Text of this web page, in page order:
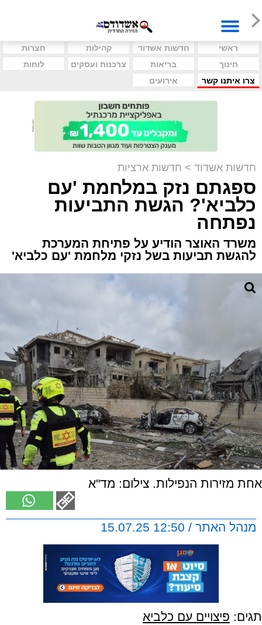
ראשי חדשות אשדוד קהילות
חצרות
חינוך
בריאות צרכנות ועסקים
לוחות
צרו איתנו קשר
אירועים
חדשות אשדוד > חדשות ארציות
ספגתם נזק במלחמת 'עם
כלביא'? הגשת התביעות
נפתחה
משרד האוצר הודיע על פתיחת המערכת
להגשת תביעות בשל נזקי מלחמת 'עם כלביא'
אחת מזירות הנפילות. צילום: מד"א
מנהל האתר / 12:50 15.07.25
תגים: פיצויים עם כלביא